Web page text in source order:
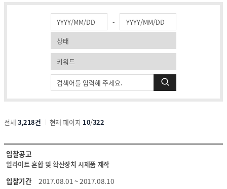
클린 KICT
연구부정행위 신고센터
화재안전 불법건축자재신고
작업중지 요청제
윤리헌장
윤리위반신고센터
색
-
전체 3,218건 현재 페이지 10/322
입
찰
공
고
입찰공고
일라이트 혼합 및 확산장치 시제품 제작
입찰기간
2017.08.01 ~ 2017.08.10